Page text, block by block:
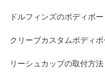
ドルフィンズのボディボ
クリーブカスタムボディ
リーシュカップの取付方法